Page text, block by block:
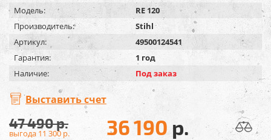
Модель:
RE 120
Производитель:
Stihl
Артикул:
49500124541
Гарантия:
1 год
Наличие:
Под заказ
Выставить счет
47 490р.
выгода 11 300 р. 36 190 р.